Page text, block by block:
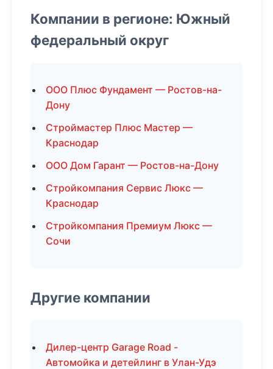
Компании в регионе: Южный
федеральный округ
ООО Плюс Фундамент — Ростов-на-
Дону
Строймастер Плюс Мастер —
Краснодар
ООО Дом Гарант — Ростов-на-Дону
Стройкомпания Сервис Люкс —
Краснодар
Стройкомпания Премиум Люкс —
Сочи
Другие компании
Дилер-центр Garage Road -
Автомойка и детейлинг в Улан-Удэ